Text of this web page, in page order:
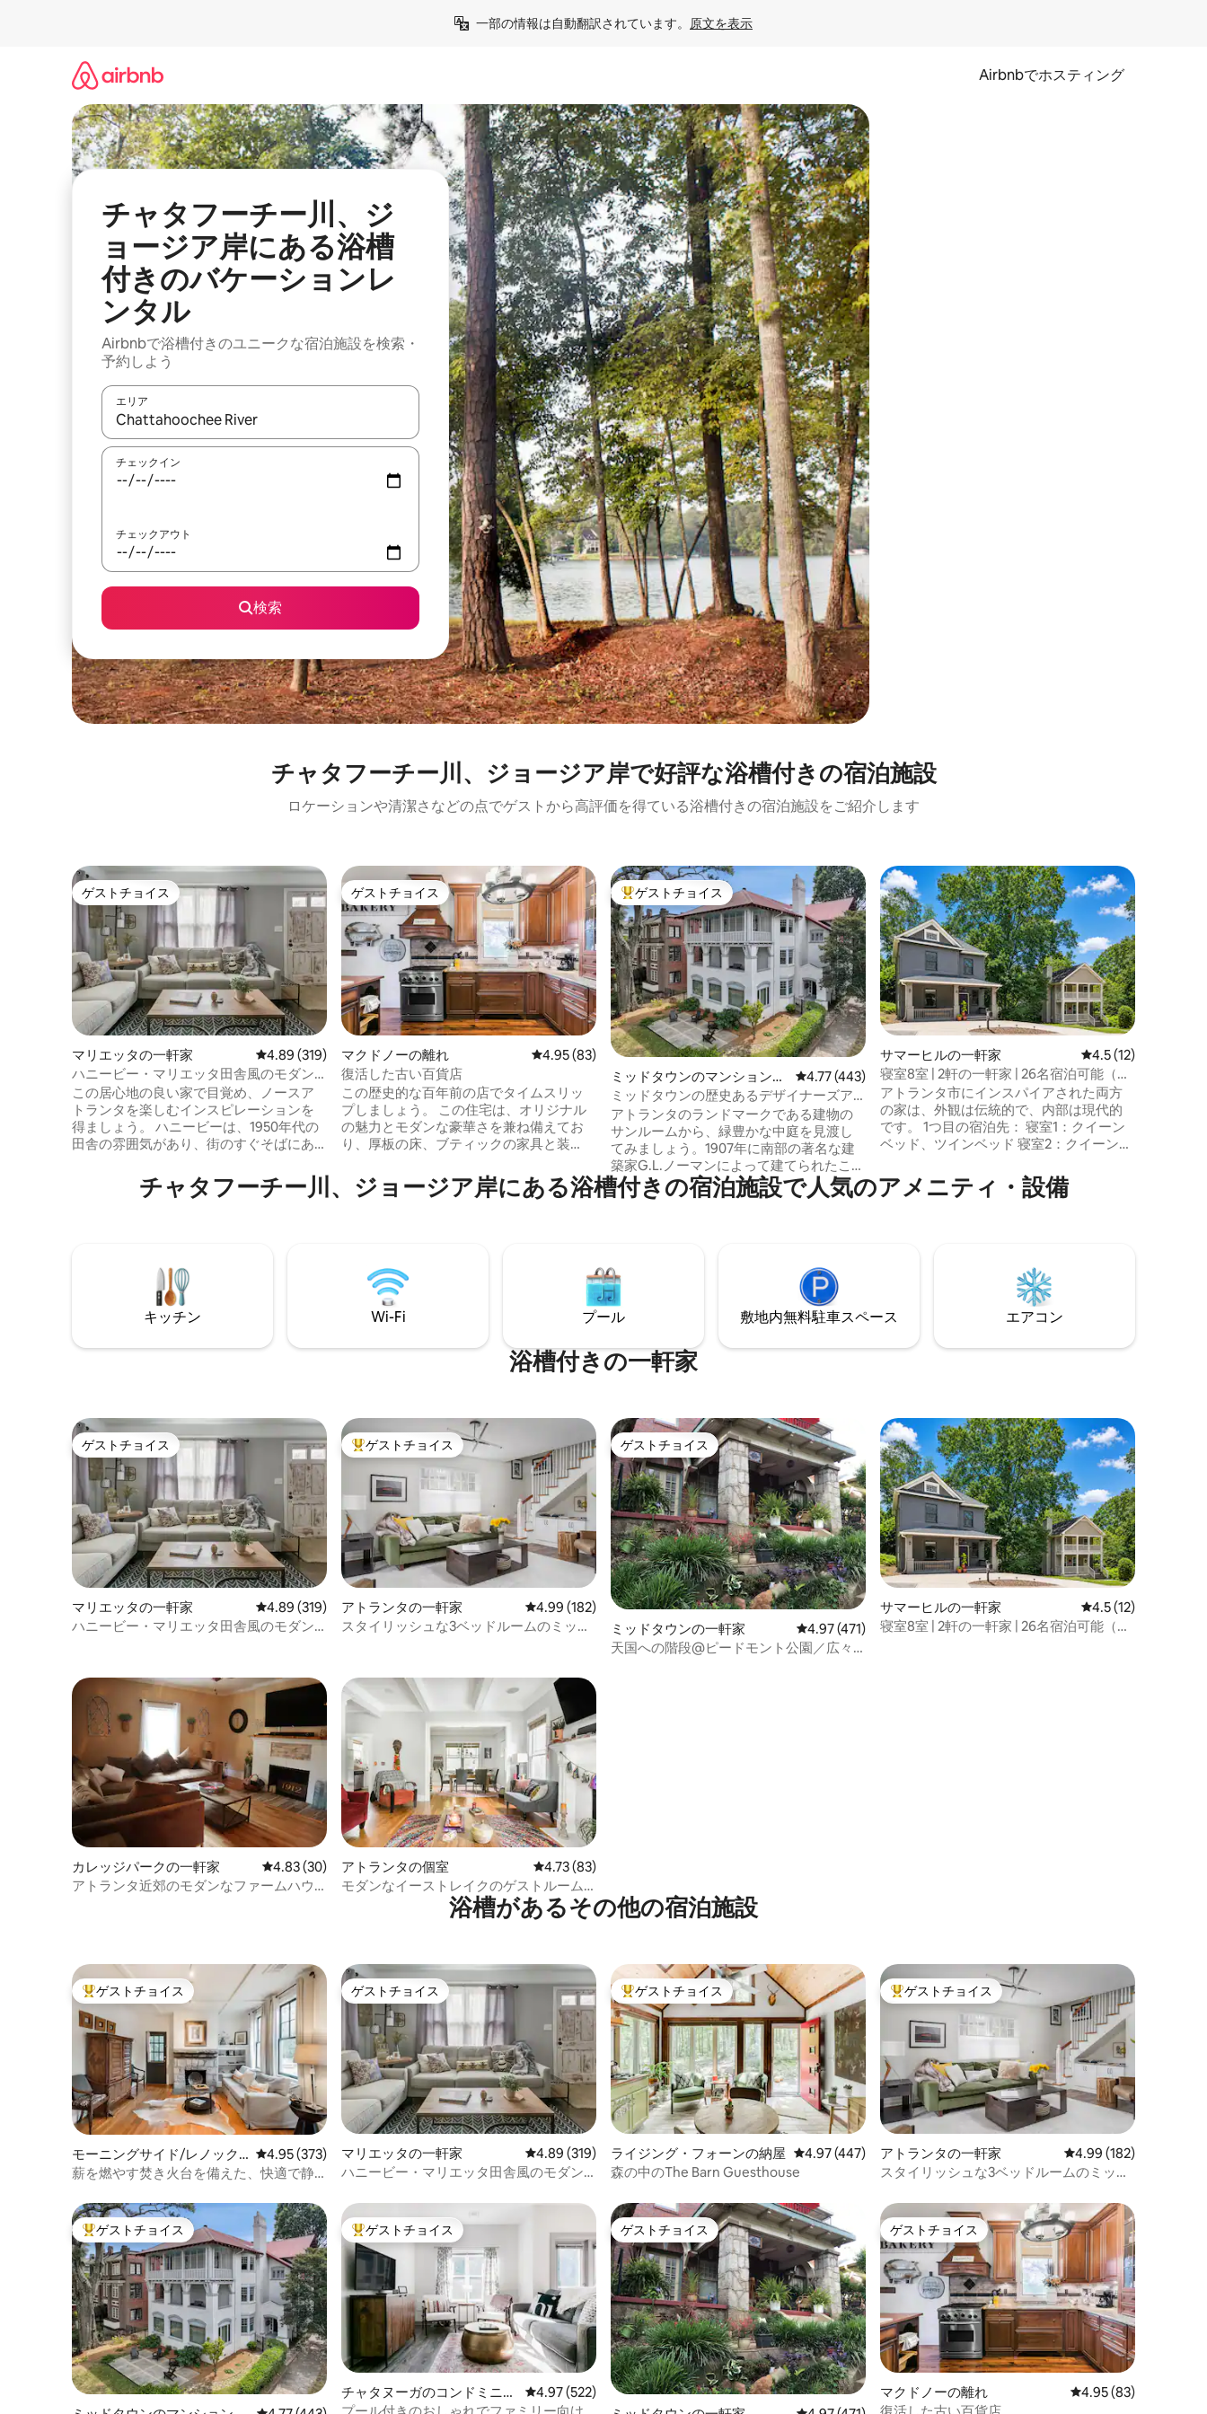
一部の情報は自動翻訳されています。 原文を表示
Airbnbでホスティング
チャタフーチー川、ジ
ョージア岸にある浴槽
付きのバケーションレ
ンタル
Airbnbで浴槽付きのユニークな宿泊施設を検索・
予約しよう
エリア
検索結果が表示されたら、上下の矢印キーを使って移動するか、画面をタッチまたはスワイプして検索結果を確認することができます。
チェックイン
チェックアウト
検索
チャタフーチー川、ジョージア岸で好評な浴槽付きの宿泊施設
ロケーションや清潔さなどの点でゲストから高評価を得ている浴槽付きの宿泊施設をご紹介します
ゲストチョイス
ゲストチョイス
マリエッタの一軒家 レビュー319件、5つ星中4.89つ星の平均評価
4.89 (319)
ハニービー・マリエッタ田舎風のモダン
なファームハウス・バンガロー
この居心地の良い家で目覚め、ノースア
トランタを楽しむインスピレーションを
得ましょう。 ハニービーは、1950年代の
田舎の雰囲気があり、街のすぐそばにあ
げ、ニュートラルなグレー、スクリーン
付きのバックポーチ、庭には焚き火台が
泊施設内は禁煙です。屋内、屋外、スク
リーンポーチを含みます。 許可を求め、
料金を支払い、内容を開示しない限り、
動画や写真の撮影は禁止されています。
して建てられました。 静かなエリアは手
れています。 趣のある空間ですが、広々
とした空間で、3つの寝室と2つのバスル
ーム、フルキッチンとリビングルーム、
そして外のパティオには広々とした集ま
りのスペースがあります。 カップル＆シ
ングル、この宿泊先は、より多くの人が
寝られるサイズですが、ちょうど良いサ
イズです。4人でもとても簡単に寝ること
ができます。 最大6名様まで宿泊可能で
す。 必要に応じてエアマットレスとソフ
ァがありますので、それ以上のゲストが
いる場合はメッセージを送ってくださ
い。 マリエッタスクエアから2マイル。 ジ
ョージア州ロズウェルから数分。サント
ケネソー州立大学キャンパスとライフ大
学の両方に近い。i75から0.5マイル。アト
ランタから8マイル。 Lyft/Uberで空港ま
ですぐです。有名な「ビッグチキン」ラ
ンドマークから2マイルです！ スマートロ
ックコードを使って、玄関と裏口にアク
セスできます。 ご滞在中はプライベート
ホームをまるごと貸し切りでご利用いた
だけます。共有スペースはありません。
クイーンサイズベッドを備えた快適な寝
室2室 さらに2名様用のデイベッドを備え
た中央のオフィス。 フルキッチン、スク
リーンポーチ、ランドリールーム。 私道
い！ 私たちは現場にはいませんが、何か
必要なことがあれば立ち寄ることができ
ます！ アトランタのダウンタウンまでわ
ずか8マイル、トラストパークから5マイ
ル、KSUキャンパス、マリエッタスクエ
ア、ケネソーマウンテンの両方に近く、
空港への直通ルートがあります。 シック
スフラッグス・ホワイトウォーターから5
分未満！出張の場合はi75から0.4マイル！
歴史的なマリエッタではたくさんのこと
ができます。または、町に行ってナイト
ライフ、ショッピング、食事のオプショ
ンを見つけてください。 ご自身の車また
はレンタカーでお越しください。 Uberと
Lyftはすぐに利用できます。 ゴミは缶に
入れて火曜日と水曜日の夜に道路脇に置
き、月曜日と木曜日の朝に回収してもら
います。 リサイクル品は月曜日の夕方に
缶に入れて、火曜日の午前中に回収して
もらうことができます。 このエリアは比
較的静かです。ご近所の方々に迷惑をか
けるような騒がしい集まりは避け、ご近
所の方々を尊重したいと思っています。
午後10時までに外の騒音を最小限に抑え
る必要があります。
ゲストチョイス
ゲストチョイス
マクドノーの離れ レビュー83件、5つ星中4.95つ星の平均評価
4.95 (83)
復活した古い百貨店
この歴史的な百年前の店でタイムスリッ
プしましょう。 この住宅は、オリジナル
の魅力とモダンな豪華さを兼ね備えてお
り、厚板の床、ブティックの家具と装
特徴です。 シーリングファン、ブラン
コ、ロッカーがある素晴らしいバックポ
から5マイルのところにあり、アトラン
タ・モーター・スピードウェイ、ハーツ
ビル国際空港、新しいメルセデス・ベン
す。 ジョージア州ハンプトンのアトラン
タ・モーター・スピードウェイから23マ
リー郡で最も魅力的なエリアのひとつに
あります。 車が必要です。敷地内のジェ
ネラルストアの近くに駐車場があります
タイムスリップしてみましょう。 こちら
は「オリジナル」の総合商店です。 5エー
カーの敷地内にあります。 同じ敷地内に
隣に農家があります。 クローガー食料品
店までわずか5マイル。 地元の果物と野菜
の露店まで1マイル未満です。 ケリータウ
ンパークまで1マイル未満。 消防署のある
真新しく清潔な公園。 清潔で静かな田舎
の環境でリラックスしてお過ごしくださ
い。 キングサイズのベッドはとても快適
です。 Sleep Innovation社の枕、3インチ
Pottery Barnのクイーンサイズソファベッ
ド。 マスターベッドルームの大きなクロ
ーゼットには、乳幼児用のベビーサーク
ルを収納できます。 チャイルドシートと
ベビーカーもご用意できます。 私たちの
家は田舎にありますが、サザンベルファ
ームから7マイルです。 マクドナフ周辺に
いる場合は必見です ハーツビル国際空港
から26マイル。 メルセデス・ベンツ・ス
タジアムから27マイル アトランタの郊外
の美しさ、家族連れやカップル、週末の
休暇に最適なすべてをお楽しみくださ
い！
大好評のゲストチョイスです。
ゲストチョイス
ミッドタウンのマンション・
アパート
レビュー443件、5つ星中4.77つ星の平均評価
4.77 (443)
ミッドタウンの歴史あるデザイナーズア
パート、エイデン
アトランタのランドマークである建物の
サンルームから、緑豊かな中庭を見渡し
てみましょう。1907年に南部の著名な建
築家G.L.ノーマンによって建てられたこの
修復されたアパートは、ステンドグラス
の窓やオリジナルの堅木の床など、折衷
したサンルームがあります。こちらは都
市部ですのでご注意ください。建物は新
しい窓、ドア、乾式壁で改装されていま
すが、街の弱い騒音が聞こえます。 1階の
専用ユニットと1台分のゲート付き駐車場
をご利用いただけます。 必要に応じて、
クリスティーナにメッセージを送ってい
近くにあるポンスのウッドラフにありま
す。ポンス・シティ・マーケット、ベル
トライン、ピードモント公園から数ブロ
ック先です。Mary Mac's Tea Room、Bon
Ton、Pappi'sなど、アトランタの有名なレ
ストランも近くにあります。 ウッドラフ
はバス路線上にあり、2つのMarta駅（ピ
ーチツリーセンターとミッドタウンアー
ツ）に近く、Uberは常に2分以内に到着し
ます。市内にはBirdとLimeのスクータ
ー、電動自転車と非電動自転車もありま
す。 お車でお越しの場合は、通りから外
れた場所にゲート付きの専用駐車スペー
スが1台分あります。 ご予約につき、駐車
スペースは1台分のみです。 建物には合計
サマーヒルの一軒家 レビュー12件、5つ
4.5 (12)
寝室8室 | 2軒の一軒家 | 26名宿泊可能（大
人数グループ）
アトランタ市にインスパイアされた両方
の家は、外観は伝統的で、内部は現代的
です。 1つ目の宿泊先： 寝室1：クイーン
ベッド、ツインベッド 寝室2：クイーン、
ッド リビングルーム：クイーンサイズの
引き出し式ソファ 2つ目の宿泊施設： 寝室
リビングルーム：ツイン2台 ジョージア・
ワールド・コングレス・センター1.1マイ
ル メルセデスベンツ1.2マイル アトランタ
空港まで車で10分、6.2マイル アトラン
チャタフーチー川、ジョージア岸にある浴槽付きの宿泊施設で人気のアメニティ・設備
キッチン Wi-Fi プール 敷地内無料駐⁠車ス⁠ペ⁠ー⁠ス エアコン
浴槽付きの一軒家
ゲストチョイス
ゲストチョイス
マリエッタの一軒家 レビュー319件、5つ星中4.89つ星の平均評価
4.89 (319)
ハニービー・マリエッタ田舎風のモダン
大好評のゲストチョイスです。
ゲストチョイス
アトランタの一軒家 レビュー182件、5つ星中4.99つ星の平均評価
4.99 (182)
スタイリッシュな3ベッドルームのミッド
ゲストチョイス
ゲストチョイス
ミッドタウンの一軒家 レビュー471件、5つ星中4.97つ星の平均評価
4.97 (471)
天国への階段@ピードモント公園／広々
サマーヒルの一軒家 レビュー12件、5つ
4.5 (12)
寝室8室 | 2軒の一軒家 | 26名宿泊可能（大
カレッジパークの一軒家 レビュー30件、5つ星中4.83つ星の平均評価
4.83 (30)
アトランタ近郊のモダンなファームハウ
アトランタの個室 レビュー83件、5つ星中4.73つ星の平均評価
4.73 (83)
モダンなイーストレイクのゲストルーム•
デケーター＆エモリー近く浴槽があるその他の宿泊施設
大好評のゲストチョイスです。
ゲストチョイス
モーニングサイド/レノック
ス・パークの離れ
レビュー373件、5つ星中4.95つ星の平均評価
4.95 (373)
薪を燃やす焚き火台を備えた、快適で静
ゲストチョイス
ゲストチョイス
マリエッタの一軒家 レビュー319件、5つ星中4.89つ星の平均評価
4.89 (319)
ハニービー・マリエッタ田舎風のモダン
大好評のゲストチョイスです。
ゲストチョイス
ライジング・フォーンの納屋 レビュー447件、5つ星中4.97つ星の平均評価
4.97 (447)
森の中のThe Barn Guesthouse
大好評のゲストチョイスです。
ゲストチョイス
アトランタの一軒家 レビュー182件、5つ
4.99 (182)
スタイリッシュな3ベッドルームのミッド
家
大好評のゲストチョイスです。
ゲストチョイス 大好評のゲストチョイスです。
ゲストチョイス
チャタヌーガのコンドミニア
ム
レビュー522件、5つ星中4.97つ星の平均評価
4.97 (522)
ゲストチョイス
ゲストチョイス ゲストチョイス
ゲストチョイス
マクドノーの離れ レビュー83件、5つ星
4.95 (83)